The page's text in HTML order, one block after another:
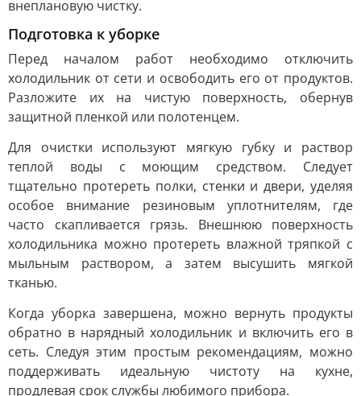
внеплановую чистку.
Подготовка к уборке
Перед началом работ необходимо отключить
холодильник от сети и освободить его от продуктов.
Разложите их на чистую поверхность, обернув
защитной пленкой или полотенцем.
Для очистки используют мягкую губку и раствор
теплой воды с моющим средством. Следует
тщательно протереть полки, стенки и двери, уделяя
особое внимание резиновым уплотнителям, где
часто скапливается грязь. Внешнюю поверхность
холодильника можно протереть влажной тряпкой с
мыльным раствором, а затем высушить мягкой
тканью.
Когда уборка завершена, можно вернуть продукты
обратно в нарядный холодильник и включить его в
сеть. Следуя этим простым рекомендациям, можно
поддерживать идеальную чистоту на кухне,
продлевая срок службы любимого прибора.